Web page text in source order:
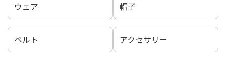
ウェア 帽子
ベルト アクセサリー